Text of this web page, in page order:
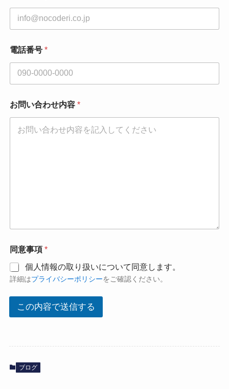
電話番号 *
お問い合わせ内容 *
同意事項 *
個人情報の取り扱いについて同意します。
詳細はプライバシーポリシーをご確認ください。
この内容で送信する
ブログ